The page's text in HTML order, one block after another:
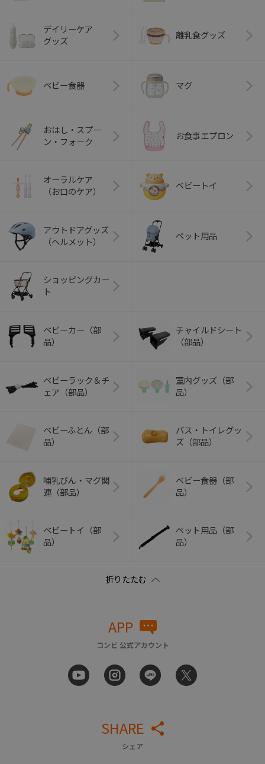
デイリーケア
グッズ
離乳食グッズ
ベビー食器 マグ
おはし・スプー
ン・フォーク
お食事エプロン
オーラルケア
（お口のケア）
ベビートイ
アウトドアグッズ
（ヘルメット）
ペット用品
ショッピングカー
ト
ベビーカー（部
品）
チャイルドシート
（部品）
ベビーラック＆チ
ェア（部品）
室内グッズ（部
品）
ベビーふとん（部
品）
バス・トイレグッ
ズ（部品）
哺乳びん・マグ関
連（部品）
ベビー食器（部
品）
ベビートイ（部
品）
ペット用品（部
品）
APP
コンビ 公式アカウント
SHARE
シェア